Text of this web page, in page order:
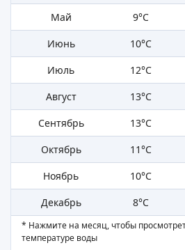
Май
9°C
Июнь
10°C
Июль
12°C
Август
13°C
Сентябрь
13°C
Октябрь
11°C
Ноябрь
10°C
Декабрь
8°C
* Нажмите на месяц, чтобы
температуре воды